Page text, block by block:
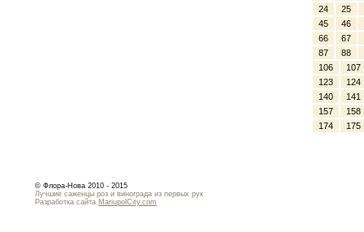
24
25
45
46
66
67
87
88
106
107
123
124
140
141
157
158
174
175
© Флора-Нова 2010 - 2015
Лучшие саженцы роз и винограда из первых рук
Разработка сайта MariupolCity.com